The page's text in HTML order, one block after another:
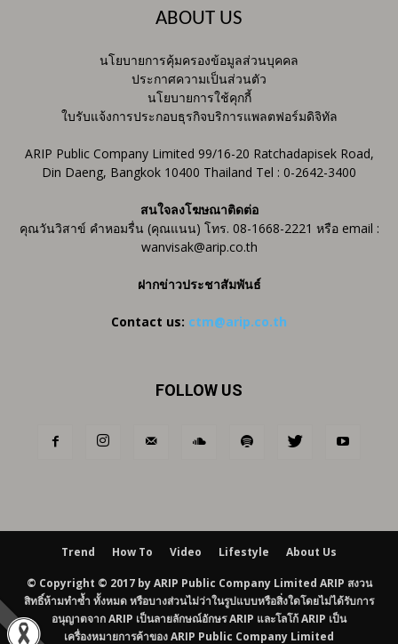
ABOUT US
นโยบายการคุ้มครองข้อมูลส่วนบุคคล
ประกาศความเป็นส่วนตัว
นโยบายการใช้คุกกี้
ใบรับแจ้งการประกอบธุรกิจบริการแพลตฟอร์มดิจิทัล
ARIP Public Company Limited 99/16-20 Ratchadapisek Road,
Din Daeng, Bangkok 10400 Thailand Tel : 0-2642-3400
สนใจลงโฆษณาติดต่อ
คุณวันวิสาข์ คำหอมรื่น (คุณแนน) โทร. 08-1668-2221 หรือ email :
wanvisak@arip.co.th
ฝากข่าวประชาสัมพันธ์
Contact us: ctm@arip.co.th
FOLLOW US
Trend How To Video Lifestyle About Us
© Copyright © 2017 by ARIP Public Company Limited ARIP สงวน
สิทธิ์ห้ามทำซ้ำ ทั้งหมด หรือบางส่วนไม่ว่าในรูปแบบหรือสิ่งใดโดยไม่ได้รับการ
อนุญาตจาก ARIP เป็นลายลักษณ์อักษร ARIP และโลโก้ ARIP เป็น
เครื่องหมายการค้าของ ARIP Public Company Limited